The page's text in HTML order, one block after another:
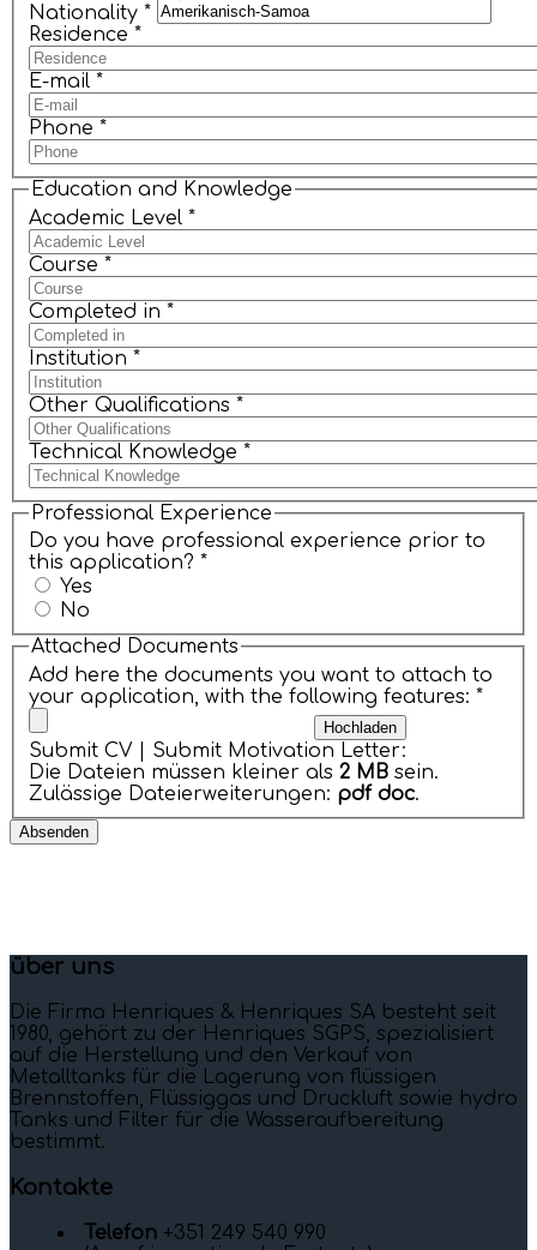
Nationality *
Residence *
E-mail *
Phone *
Education and Knowledge
Academic Level *
Course *
Completed in *
Institution *
Other Qualifications *
Technical Knowledge *
Professional Experience
Do you have professional experience prior to
this application? *
Yes
No
Attached Documents
Add here the documents you want to attach to
your application, with the following features: *
Submit CV | Submit Motivation Letter:
Die Dateien müssen kleiner als 2 MB sein.
Zulässige Dateierweiterungen: pdf doc.
über uns
Die Firma Henriques & Henriques SA besteht seit
1980, gehört zu der Henriques SGPS, spezialisiert
auf die Herstellung und den Verkauf von
Metalltanks für die Lagerung von flüssigen
Brennstoffen, Flüssiggas und Druckluft sowie hydro
Tanks und Filter für die Wasseraufbereitung
bestimmt.
Kontakte
Telefon +351 249 540 990